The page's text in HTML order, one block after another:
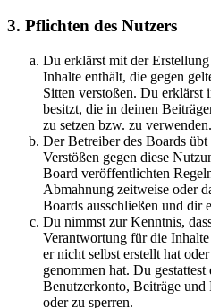
3. Pflichten des Nutzers
Du erklärst mit der
Inhalte enthält, die gegen
Sitten verstoßen. Du erklärst
besitzt, die in deinen
zu setzen bzw. zu verwenden.
Der Betreiber des Boards
Verstößen gegen diese
Board veröffentlichten
Abmahnung zeitweise oder
Boards ausschließen und dir
Du nimmst zur Kenntnis,
Verantwortung für die
er nicht selbst erstellt hat
genommen hat. Du
Benutzerkonto, Beiträge und
oder zu sperren.